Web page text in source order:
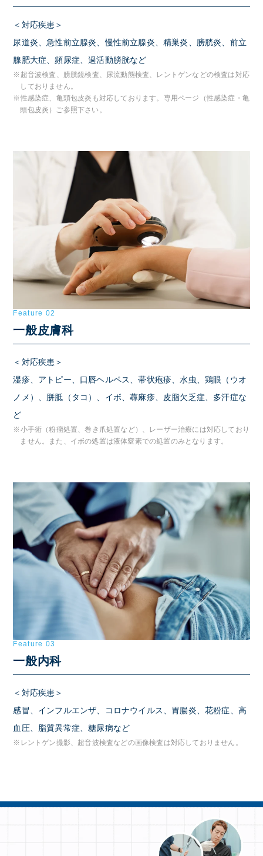
＜対応疾患＞
尿道炎、急性前立腺炎、慢性前立腺炎、精巣炎、膀胱炎、前立
腺肥大症、頻尿症、過活動膀胱など
※超音波検査、膀胱鏡検査、尿流動態検査、レントゲンなどの検査は対応
しておりません。
※性感染症、亀頭包皮炎も対応しております。専用ページ（性感染症・亀
頭包皮炎）ご参照下さい。
Feature 02
一般皮膚科
＜対応疾患＞
湿疹、アトピー、口唇ヘルペス、帯状疱疹、水虫、鶏眼（ウオ
ノメ）、胼胝（タコ）、イボ、蕁麻疹、皮脂欠乏症、多汗症な
ど
※小手術（粉瘤処置、巻き爪処置など）、レーザー治療には対応しており
ません。また、イボの処置は液体窒素での処置のみとなります。
Feature 03
一般内科
＜対応疾患＞
感冒、インフルエンザ、コロナウイルス、胃腸炎、花粉症、高
血圧、脂質異常症、糖尿病など
※レントゲン撮影、超音波検査などの画像検査は対応しておりません。